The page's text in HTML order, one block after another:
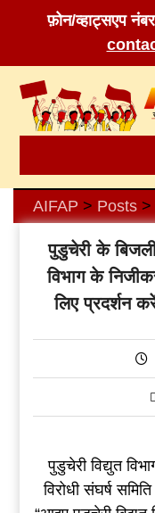
फ़ोन/व्हाट्सएप
content
AIFAP > Posts>
पुडुचेरी के
विभाग के
लिए प्रदर्शन
पुडुचेरी विद्युत
विरोधी संघर्ष